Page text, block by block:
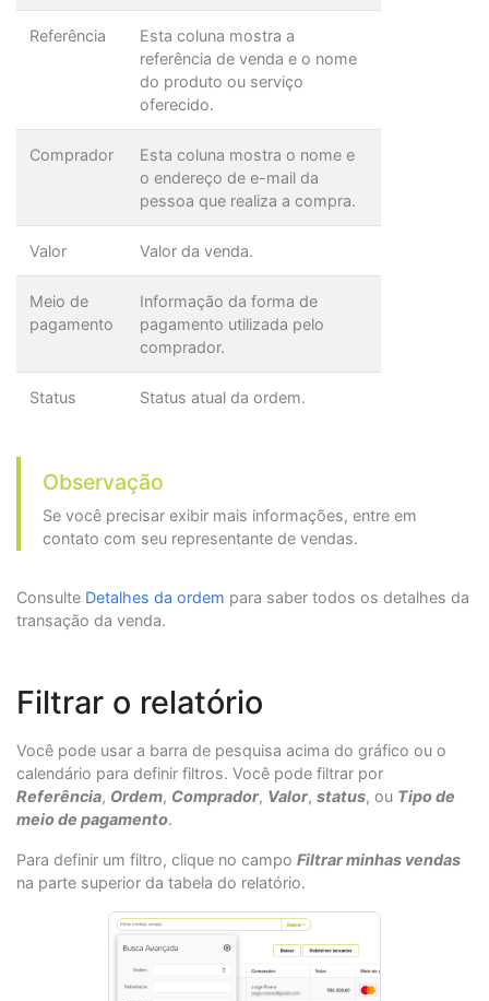
Referência
Esta coluna mostra a
referência de venda e o nome
do produto ou serviço
oferecido.
Comprador
Esta coluna mostra o nome e
o endereço de e-mail da
pessoa que realiza a compra.
Valor Valor da venda.
Meio de
pagamento
Informação da forma de
pagamento utilizada pelo
comprador.
Status Status atual da ordem.
Observação
Se você precisar exibir mais informações, entre em
contato com seu representante de vendas.
Consulte Detalhes da ordem para saber todos os detalhes da
transação da venda.
Filtrar o relatório
Você pode usar a barra de pesquisa acima do gráfico ou o
calendário para definir filtros. Você pode filtrar por
Referência, Ordem, Comprador, Valor, status, ou Tipo de
meio de pagamento.
Para definir um filtro, clique no campo Filtrar minhas vendas
na parte superior da tabela do relatório.